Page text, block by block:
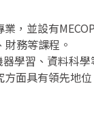
，並設有
務等課程。
學習、資料科學
面具有領先地位